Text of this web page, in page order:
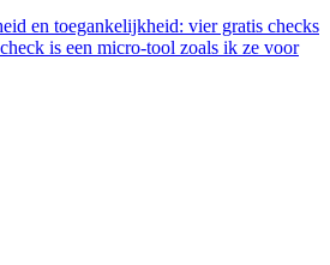
en toegankelijkheid: vier gratis checks
is een micro-tool zoals ik ze voor